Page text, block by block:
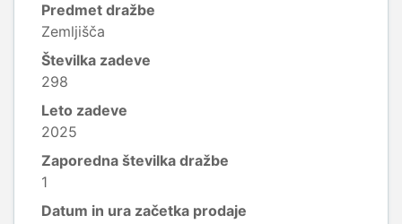
Predmet dražbe
Zemljišča
Številka zadeve
298
Leto zadeve
2025
Zaporedna številka dražbe
1
Datum in ura začetka prodaje